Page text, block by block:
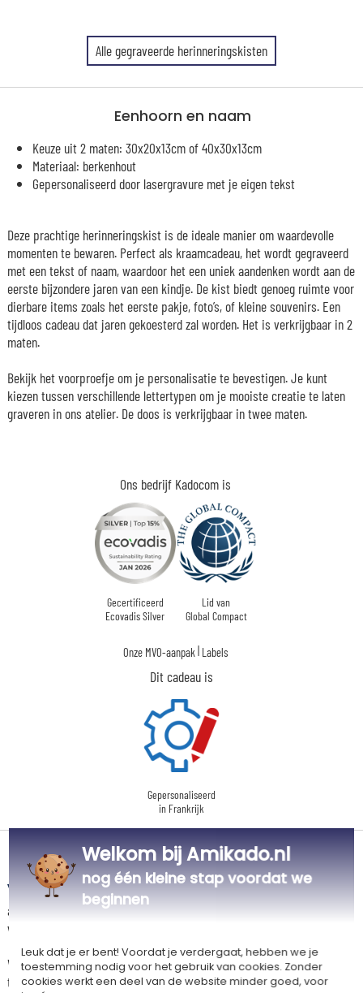
Alle gegraveerde herinneringskisten
Eenhoorn en naam
Keuze uit 2 maten: 30x20x13cm of 40x30x13cm
Materiaal: berkenhout
Gepersonaliseerd door lasergravure met je eigen tekst
Ons bedrijf Kadocom is
Gecertificeerd
Ecovadis Silver
Lid van
Global Compact
Onze MVO-aanpak | Labels
Dit cadeau is
Gepersonaliseerd
in Frankrijk
Deze prachtige herinneringskist is de ideale manier om waardevolle
momenten te bewaren. Perfect als kraamcadeau, het wordt gegraveerd
met een tekst of naam, waardoor het een uniek aandenken wordt aan de
eerste bijzondere jaren van een kindje. De kist biedt genoeg ruimte voor
dierbare items zoals het eerste pakje, foto’s, of kleine souvenirs. Een
tijdloos cadeau dat jaren gekoesterd zal worden. Het is verkrijgbaar in 2
maten.
Bekijk het voorproefje om je personalisatie te bevestigen. Je kunt
kiezen tussen verschillende lettertypen om je mooiste creatie te laten
graveren in ons atelier. De doos is verkrijgbaar in twee maten.
Levertijd en verzendkosten
Dit artikel wordt gepersonaliseerd in ons Amikado
atelier. Het komt in aanmerking voor de aanbieding «Gratis verzending
vanaf 85 € aankoop» -
Voor elke bestelling onder 85 €, zijn de onderstaande verzendkosten van
toepassing.
Welkom bij Amikado.nl
nog één kleine stap voordat we
beginnen
Leuk dat je er bent! Voordat je verdergaat, hebben we je
toestemming nodig voor het gebruik van cookies. Zonder
cookies werkt een deel van de website minder goed, voor